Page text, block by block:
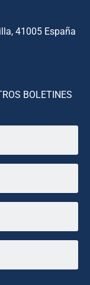
41005 España
BOLETINES